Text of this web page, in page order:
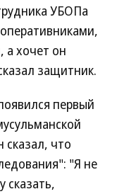
УБОПа
хочет он
защитник.
первый
что
"Я не
сказать,